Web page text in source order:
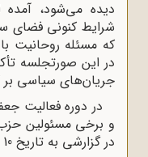
دیده می‌شود،
شرایط کنونی فضای
که مسئله روحانیت
در این صورتجلسه
جریان‌های سیاسی بر
در دوره فعالیت
و برخی مسئولین
در گزارشی به تاریخ 10 تیر 1357 در این باره آمده است: